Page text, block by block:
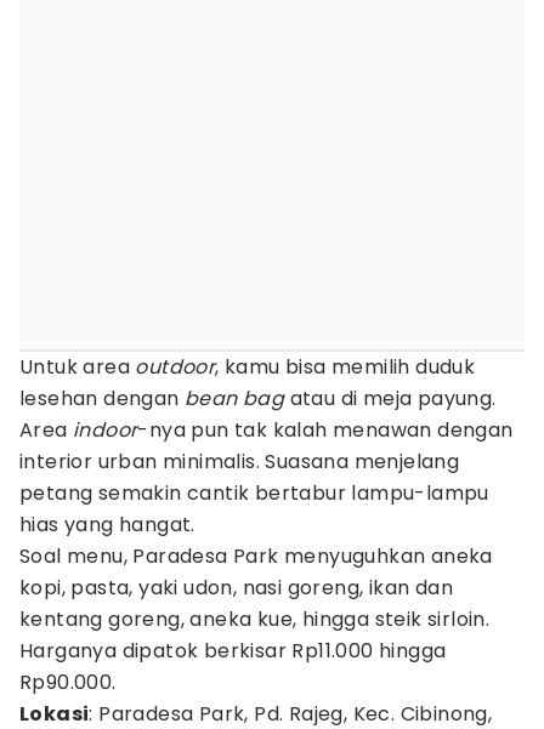
Untuk area outdoor, kamu bisa memilih duduk
lesehan dengan bean bagatau di meja payung.
Area indoor-nya pun tak kalah menawan dengan
interior urban minimalis. Suasana menjelang
petang semakin cantik bertabur lampu-lampu
hias yang hangat.
Soal menu, Paradesa Park menyuguhkan aneka
kopi, pasta, yaki udon, nasi goreng, ikan dan
kentang goreng, aneka kue, hingga steik sirloin.
Harganya dipatok berkisar Rp11.000 hingga
Rp90.000.
Lokasi: Paradesa Park, Pd. Rajeg, Kec. Cibinong,